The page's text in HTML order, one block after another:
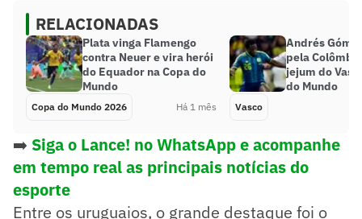
RELACIONADAS
Plata vinga Flamengo
contra Neuer e vira herói
do Equador na Copa do
Mundo
Copa do Mundo 2026 Há 1 mês
Andrés
pela
jejum do
do Mundo
Vasco
➡️ Siga o Lance! no WhatsApp e acompanhe
em tempo real as principais notícias do
esporte
Entre os uruguaios, o grande destaque foi o